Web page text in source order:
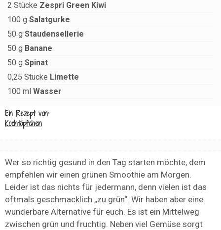
2 Stücke Zespri Green Kiwi
100 g Salatgurke
50 g Staudensellerie
50 g Banane
50 g Spinat
0,25 Stücke Limette
100 ml Wasser
Ein Rezept von:
Kochtöpfchen
Wer so richtig gesund in den Tag starten möchte, dem
empfehlen wir einen grünen Smoothie am Morgen.
Leider ist das nichts für jedermann, denn vielen ist das
oftmals geschmacklich „zu grün“. Wir haben aber eine
wunderbare Alternative für euch. Es ist ein Mittelweg
zwischen grün und fruchtig. Neben viel Gemüse sorgt